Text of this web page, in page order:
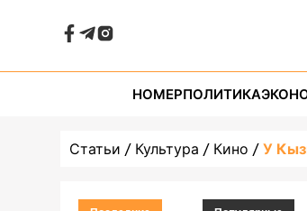
НОМЕРПОЛИТИКА
Статьи Культура Кино У